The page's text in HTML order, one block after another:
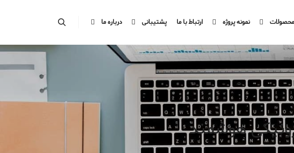
محصولات نمونه پروژه ارتباط با ما پشتیبانی درباره ما
هوشمند